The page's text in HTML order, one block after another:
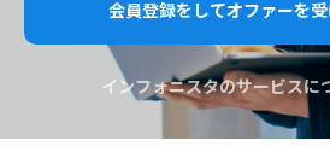
会員登録をしてオファーを
インフォニスタのサービスに